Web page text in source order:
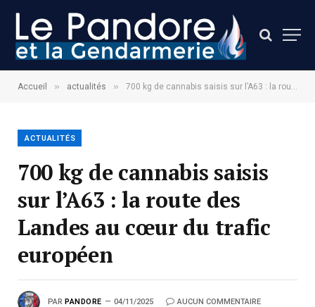
Accueil » actualités » 700 kg de cannabis saisis sur l’A63 : la route des Landes au cœur du trafic européen
ACTUALITÉS
700 kg de cannabis saisis
sur l’A63 : la route des
Landes au cœur du trafic
européen
PAR PANDORE 04/11/2025 AUCUN COMMENTAIRE